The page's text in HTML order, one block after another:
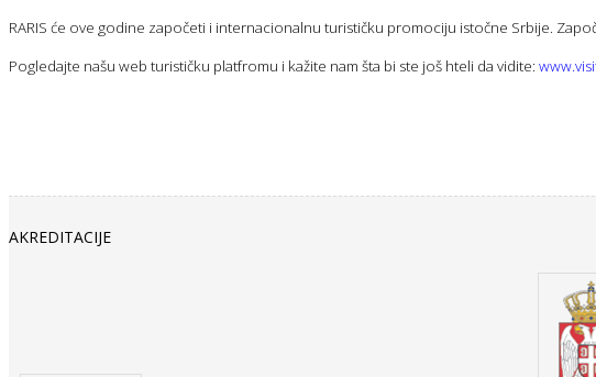
RARIS će ove godine započeti i internacionalnu turističku promociju istočne Srbije.
Pogledajte našu web turističku platfromu i kažite nam šta bi ste još hteli da vidite:
AKREDITACIJE